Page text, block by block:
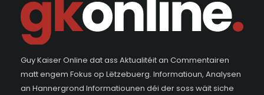
Guy Kaiser Online dat ass Aktualitéit an Commentairen
matt engem Fokus op Lëtzebuerg. Informatioun, Analysen
an Hannergrond Informatiounen déi der soss wäit siche